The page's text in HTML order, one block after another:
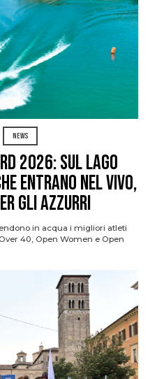
NEWS
2026: sul Lago
entrano nel vivo,
gli azzurri
in acqua i migliori atleti
40, Open Women e Open